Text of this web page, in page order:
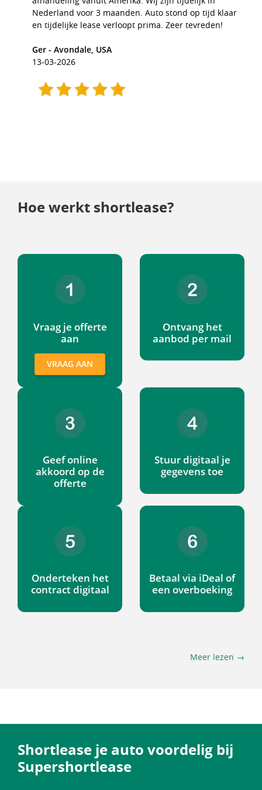
Nederland voor 3 maanden. Auto stond op tijd klaar
en tijdelijke lease verloopt prima. Zeer tevreden!
Ger - Avondale, USA
13-03-2026
Hoe werkt shortlease?
Vraag je offerte
aan
VRAAG AAN
Ontvang het
aanbod per mail
Geef online
akkoord op de
offerte
Stuur digitaal je
gegevens toe
Onderteken het
contract digitaal
Betaal via iDeal of
een overboeking
Meer lezen →
Shortlease je auto voordelig bij
Supershortlease